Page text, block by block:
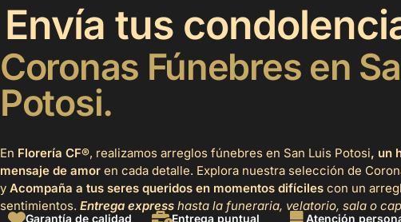
Envía tus
Coronas Fúnebres en
Potosi.
En Florería CF®, realizamos arreglos fúnebres en San Luis Potosi, un
mensaje de amor en cada detalle. Explora nuestra selección de
y Acompaña a tus seres queridos en momentos difíciles con un
sentimientos. Entrega express hasta la funeraria, velatorio, sala o
Garantía de calidad Entrega puntual Atención